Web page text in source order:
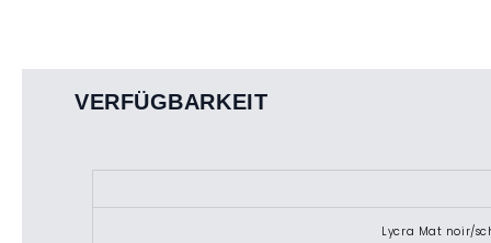
VERFÜGBARKEIT
Lycra Mat noir/